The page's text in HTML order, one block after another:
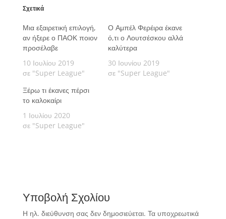
Σχετικά
Μια εξαιρετική επιλογή,
αν ήξερε ο ΠΑΟΚ ποιον
προσέλαβε
10 Ιουλίου 2019
σε "Super League"
Ο Αμπέλ Φερέιρα έκανε
ό,τι ο Λουτσέσκου αλλά
καλύτερα
30 Ιουνίου 2019
σε "Super League"
Ξέρω τι έκανες πέρσι
το καλοκαίρι
1 Ιουλίου 2020
σε "Super League"
Υποβολή Σχολίου
Η ηλ. διεύθυνση σας δεν δημοσιεύεται. Τα υποχρεωτικά